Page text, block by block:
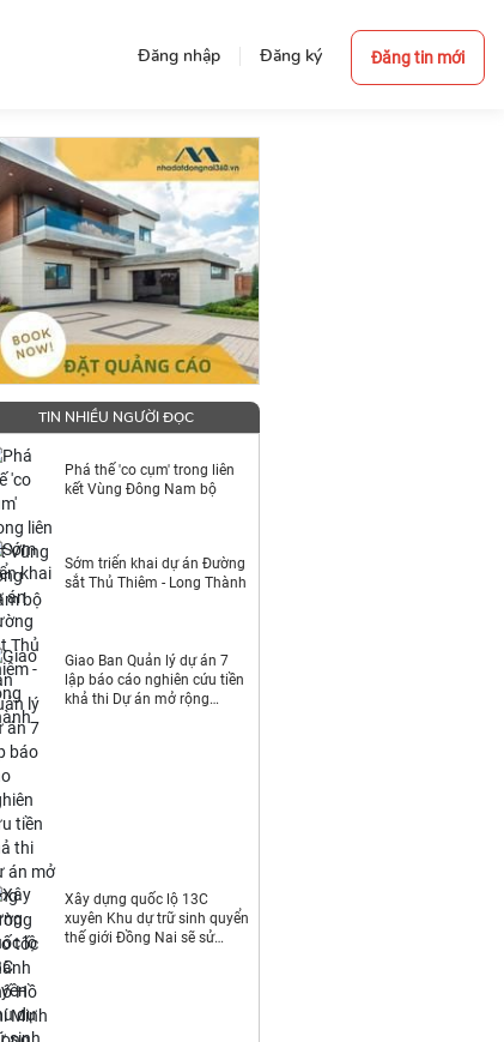
Đăng nhập Đăng ký Đăng tin mới
TIN NHIỀU NGƯỜI ĐỌC
Phá thế 'co cụm' trong liên
kết Vùng Đông Nam bộ
Sớm triển khai dự án Đường
sắt Thủ Thiêm - Long Thành
Giao Ban Quản lý dự án 7
lập báo cáo nghiên cứu tiền
khả thi Dự án mở rộng
Xây dựng quốc lộ 13C
xuyên Khu dự trữ sinh quyển
thế giới Đồng Nai sẽ sử